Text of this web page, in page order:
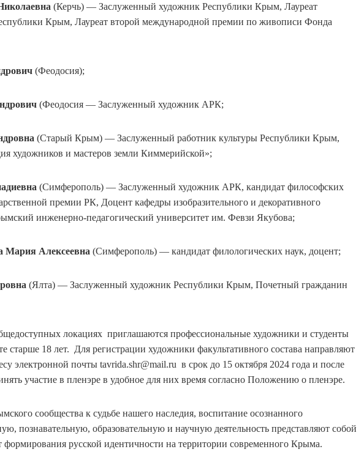
(Керчь) — Заслуженный художник Республики Крым, Лауреат
Крым, Лауреат второй международной премии по живописи Фонда
(Феодосия);
(Феодосия — Заслуженный художник АРК;
(Старый Крым) — Заслуженный работник культуры Республики Крым,
художников и мастеров земли Киммерийской»;
(Симферополь) — Заслуженный художник АРК, кандидат философских
премии РК, Доцент кафедры изобразительного и декоративного
инженерно-педагогический университет им. Февзи Якубова;
Мария Алексеевна (Симферополь) — кандидат филологических наук, доцент;
(Ялта) — Заслуженный художник Республики Крым, Почетный гражданин
локациях приглашаются профессиональные художники и студенты
старше 18 лет. Для регистрации художники факультативного состава направляют
электронной почты tavrida.shr@mail.ru в срок до 15 октября 2024 года и после
участие в пленэре в удобное для них время согласно Положению о пленэре.
сообщества к судьбе нашего наследия, воспитание осознанного
познавательную, образовательную и научную деятельность представляют собой
русской идентичности на территории современного Крыма.